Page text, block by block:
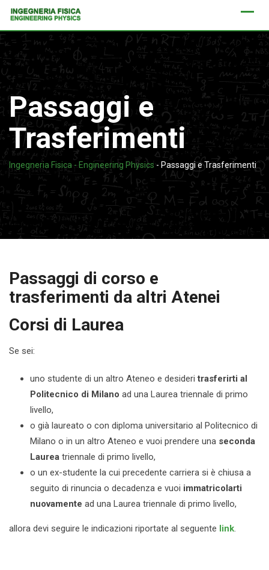
Skip
content
Passaggi e
Trasferimenti
Ingegneria Fisica - Engineering Physics - Passaggi e Trasferimenti
Passaggi di corso e
trasferimenti da altri Atenei
Corsi di Laurea
Se sei:
uno studente di un altro Ateneo e desideritrasferirti al
Politecnico di Milano ad una Laurea triennale di primo
livello,
o già laureato o con diploma universitario al Politecnico di
Milano o in un altro Ateneo e vuoi prendere una seconda
Laurea triennale di primo livello,
o un ex-studente la cui precedente carriera si è chiusa a
seguito di rinuncia o decadenza e vuoi immatricolarti
nuovamente ad una Laurea triennale di primo livello,
allora devi seguire le indicazioni riportate al seguente link.